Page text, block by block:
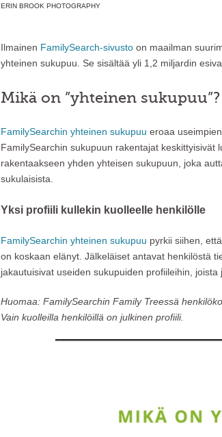
ERIN BROOK PHOTOGRAPHY
Ilmainen FamilySearch-sivusto on maailman
yhteinen sukupuu. Se sisältää yli 1,2 miljardin
Mikä on ”yhteinen sukupuu”?
FamilySearchin yhteinen sukupuu eroaa
FamilySearchin sukupuun rakentajat keskittyisivät
rakentaakseen yhden yhteisen sukupuun, joka
sukulaisista.
Yksi profiili kullekin kuolleelle henkilölle
FamilySearchin yhteinen sukupuu pyrkii siihen,
on koskaan elänyt. Jälkeläiset antavat henkilöstä
jakautuisivat useiden sukupuiden profiileihin,
Huomaa: FamilySearchin Family Treessä
Vain kuolleilla henkilöillä on julkinen profiili.